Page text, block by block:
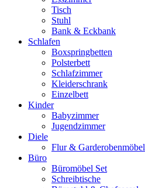
Tisch
Stuhl
Bank & Eckbank
Schlafen
Boxspringbetten
Polsterbett
Schlafzimmer
Kleiderschrank
Einzelbett
Kinder
Babyzimmer
Jugendzimmer
Diele
Flur & Garderobenmöbel
Büro
Büromöbel Set
Schreibtische